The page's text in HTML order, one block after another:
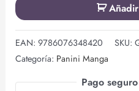
EAN: 9786076348420 SKU:
Categoría: Panini Manga
Pago